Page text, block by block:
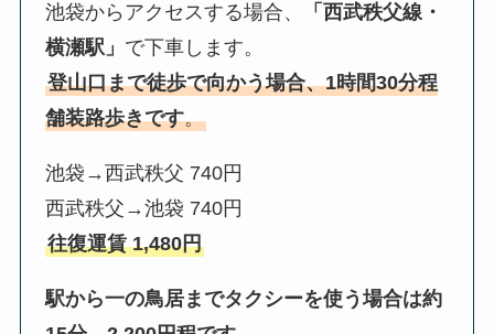
池袋からアクセスする場合、
「西武秩父線・
横瀬駅」 で下車します。
登山口まで徒歩で向かう場合、1時間30分程
舗装路歩きです。
池袋→西武秩父 740円
西武秩父→池袋 740円
往復運賃 1,480円
駅から一の鳥居までタクシーを使う場合は約